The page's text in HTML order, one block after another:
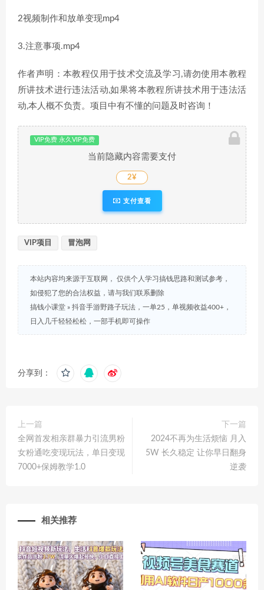
2视频制作和放单变现mp4
3.注意事项.mp4
作者声明：本教程仅用于技术交流及学习,请勿使用本教程
所讲技术进行违法活动,如果将本教程所讲技术用于违法活
动,本人概不负责。项目中有不懂的问题及时咨询！
VIP免费 永久VIP免费
当前隐藏内容需要支付
2¥
支付查看
VIP项目 冒泡网
本站内容均来源于互联网， 仅供个人学习搞钱思路和测试参考，
如侵犯了您的合法权益，请与我们联系删除
搞钱小课堂 » 抖音手游野路子玩法，一单25，单视频收益400+，
日入几千轻轻松松，一部手机即可操作
分享到：
上一篇
全网首发相亲群暴力引流男粉
女粉通吃变现玩法，单日变现
7000+保姆教学1.0
下一篇
2024不再为生活烦恼 月入
5W 长久稳定 让你早日翻身
逆袭
相关推荐